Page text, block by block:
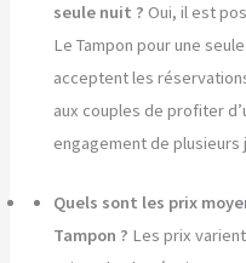
seule nuit ? Oui, il est
Le Tampon pour une
acceptent les
aux couples de profiter
engagement de plusieurs
Quels sont les prix
Tampon ? Les prix